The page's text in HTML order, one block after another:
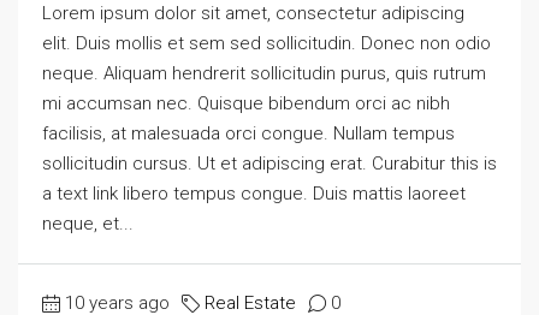
Lorem ipsum dolor sit amet, consectetur adipiscing
elit. Duis mollis et sem sed sollicitudin. Donec non odio
neque. Aliquam hendrerit sollicitudin purus, quis rutrum
mi accumsan nec. Quisque bibendum orci ac nibh
facilisis, at malesuada orci congue. Nullam tempus
sollicitudin cursus. Ut et adipiscing erat. Curabitur this is
a text link libero tempus congue. Duis mattis laoreet
neque, et...
10 years ago Real Estate 0